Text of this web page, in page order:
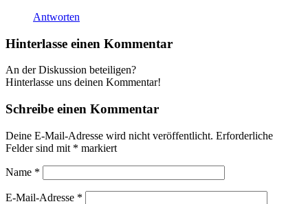
Antworten
Hinterlasse einen Kommentar
An der Diskussion beteiligen?
Hinterlasse uns deinen Kommentar!
Schreibe einen Kommentar
Deine E-Mail-Adresse wird nicht veröffentlicht. Erforderliche
Felder sind mit * markiert
Name *
E-Mail-Adresse *